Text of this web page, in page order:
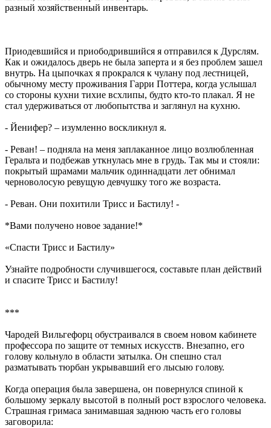
разный хозяйственный инвентарь.
Приодевшийся и приободрившийся я отправился к Дурслям.
Как и ожидалось дверь не была заперта и я без проблем зашел
внутрь. На цыпочках я прокрался к чулану под лестницей,
обычному месту проживания Гарри Поттера, когда услышал
со стороны кухни тихие всхлипы, будто кто-то плакал. Я не
стал удерживаться от любопытства и заглянул на кухню.
- Йенифер? – изумленно воскликнул я.
- Реван! – подняла на меня заплаканное лицо возлюбленная
Геральта и подбежав уткнулась мне в грудь. Так мы и стояли:
покрытый шрамами мальчик одиннадцати лет обнимал
черноволосую ревущую девчушку того же возраста.
- Реван. Они похитили Трисс и Бастилу! -
*Вами получено новое задание!*
«Спасти Трисс и Бастилу»
Узнайте подробности случившегося, составьте план действий
и спасите Трисс и Бастилу!
***
Чародей Вильгефорц обустраивался в своем новом кабинете
профессора по защите от темных искусств. Внезапно, его
голову кольнуло в области затылка. Он спешно стал
разматывать тюрбан укрывавший его лысыю голову.
Когда операция была завершена, он повернулся спиной к
большому зеркалу высотой в полный рост взрослого человека.
Страшная гримаса занимавшая заднюю часть его головы
заговорила: